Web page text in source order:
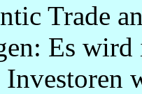
Trade
Es